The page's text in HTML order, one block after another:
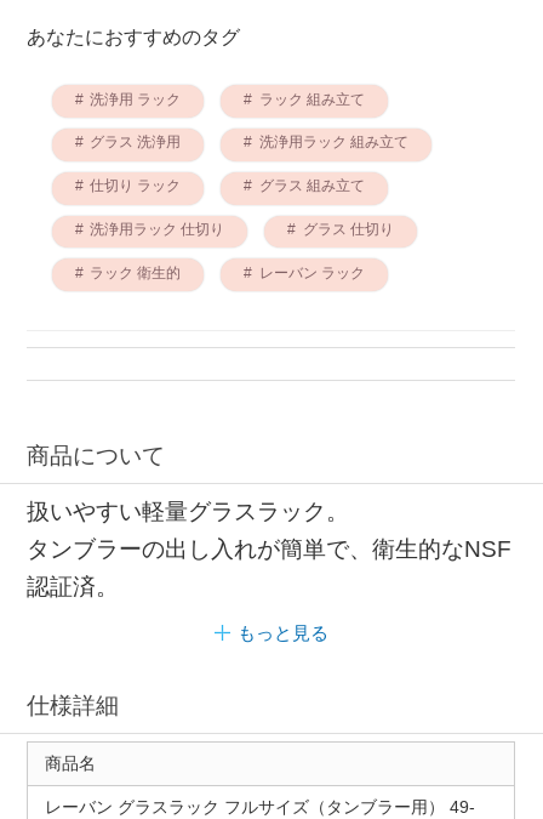
あなたにおすすめのタグ
洗浄用 ラック ラック 組み立て
グラス 洗浄用 洗浄用ラック 組み立て
仕切り ラック グラス 組み立て
洗浄用ラック 仕切り グラス 仕切り
ラック 衛生的 レーバン ラック
商品について
扱いやすい軽量グラスラック。
タンブラーの出し入れが簡単で、衛生的なNSF
認証済。
もっと見る
仕様詳細
商品名
レーバン グラスラック フルサイズ（タンブラー用） 49-